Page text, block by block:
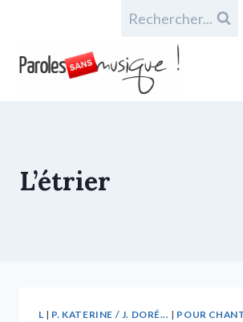
Rechercher...
L’étrier
L | P. KATERINE / J. DORÉ... | POUR